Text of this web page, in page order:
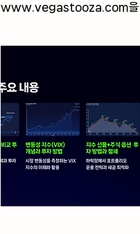
www.vegastooza.com을